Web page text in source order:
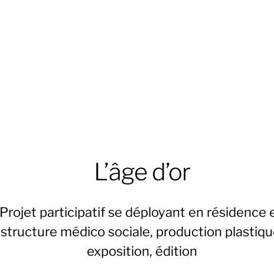
L’âge d’or
Projet participatif se déployant en résidence
structure médico sociale, production
exposition, édition